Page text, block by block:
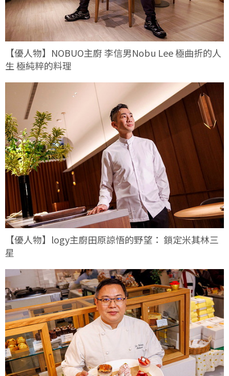
【優人物】NOBUO主廚 李信男Nobu Lee 極曲折的人
生 極純粹的料理
【優人物】logy主廚田原諒悟的野望： 鎖定米其林三
星